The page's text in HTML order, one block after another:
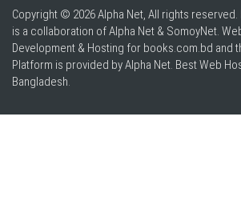
Copyright © 2026 Alpha Net, All rights
is a collaboration of Alpha Net & SomoyNet.
Development & Hosting for books.com.bd and
Platform is provided by Alpha Net. BestWeb
Bangladesh.